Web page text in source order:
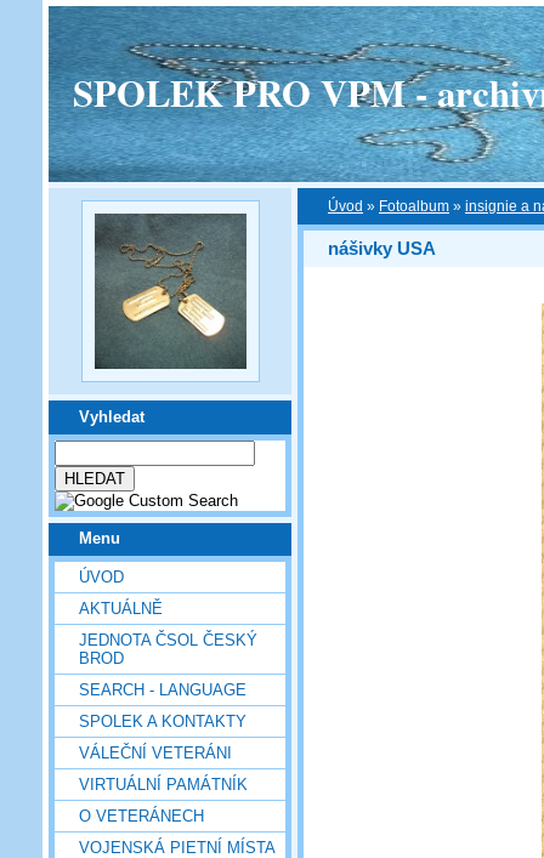
SPOLEK PRO VPM -
Vyhledat
Menu
ÚVOD
AKTUÁLNĚ
JEDNOTA ČSOL ČESKÝ
BROD
SEARCH - LANGUAGE
SPOLEK A KONTAKTY
VÁLEČNÍ VETERÁNI
VIRTUÁLNÍ PAMÁTNÍK
O VETERÁNECH
VOJENSKÁ PIETNÍ MÍSTA
Úvod » Fotoalbum » insignie a
nášivky USA